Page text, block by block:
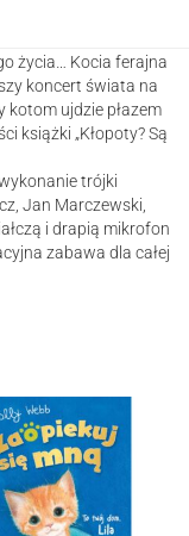
życia… Kocia ferajna
koncert świata na
kotom ujdzie płazem
książki „Kłopoty? Są
trójki
Jan Marczewski,
i drapią mikrofon
zabawa dla całej